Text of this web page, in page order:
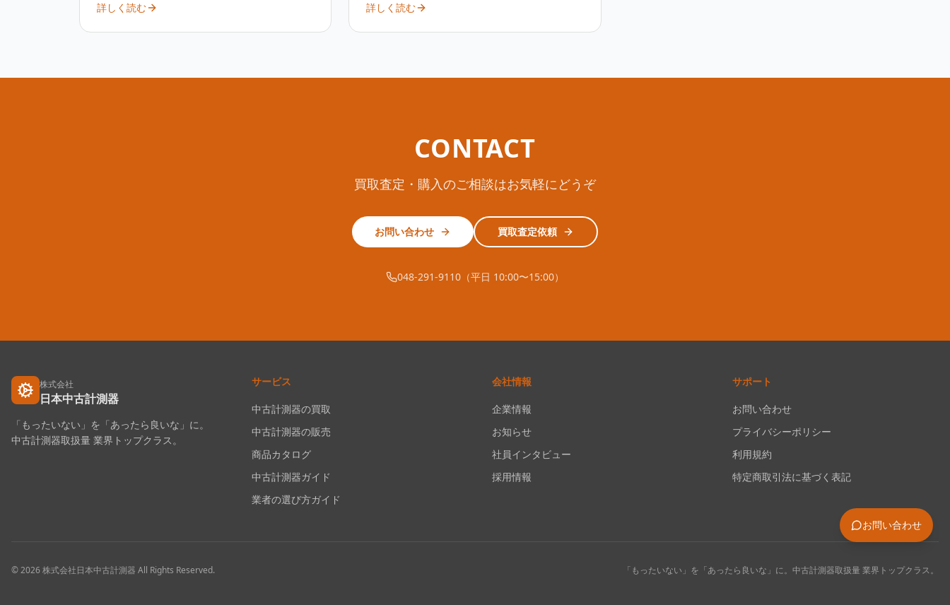
で使われる定番装置として中古需要があり、構
詳しく読む
を効率よく売却できます。
詳しく読む
CONTACT
買取査定・購入のご相談はお気軽にどうぞ
お問い合わせ 買取査定依頼
048-291-9110（平日 10:00〜15:00）
株式会社
日本中古計測器
「もったいない」を「あったら良いな」に。
中古計測器取扱量 業界トップクラス。
サービス
中古計測器の買取
中古計測器の販売
商品カタログ
中古計測器ガイド
業者の選び方ガイド
会社情報
企業情報
お知らせ
社員インタビュー
採用情報
サポート
お問い合わせ
プライバシーポリシー
利用規約
特定商取引法に基づく表記
©2026株式会社日本中古計測器 All Rights Reserved. 「もったいない」を「あったら良いな」に。中古計測器取扱量 業界トップクラス。
お問い合わせ